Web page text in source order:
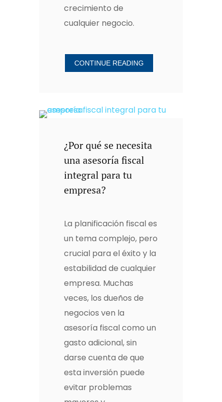
crecimiento de
cualquier negocio.
CONTINUE READING
¿Por qué se necesita
una asesoría fiscal
integral para tu
empresa?
La planificación fiscal es
un tema complejo, pero
crucial para el éxito y la
estabilidad de cualquier
empresa. Muchas
veces, los dueños de
negocios ven la
asesoría fiscal como un
gasto adicional, sin
darse cuenta de que
esta inversión puede
evitar problemas